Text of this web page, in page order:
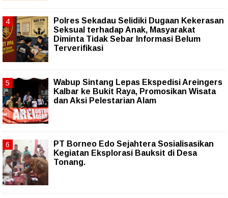
Polres Sekadau Selidiki Dugaan Kekerasan
Seksual terhadap Anak, Masyarakat
Diminta Tidak Sebar Informasi Belum
Terverifikasi
Wabup Sintang Lepas Ekspedisi Areingers
Kalbar ke Bukit Raya, Promosikan Wisata
dan Aksi Pelestarian Alam
PT Borneo Edo Sejahtera Sosialisasikan
Kegiatan Eksplorasi Bauksit di Desa
Tonang.